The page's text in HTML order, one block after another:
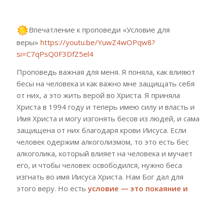
Впечатление к проповеди «Условие для
веры» https://youtu.be/YuwZ4wOPqw8?
si=C7qPsQ0F3DfZ5el4
Проповедь важная для меня. Я поняла, как влияют
бесы на человека и как важно мне защищать себя
от них, а это жить верой во Христа. Я приняла
Христа в 1994 году и теперь имею силу и власть и
Имя Христа и могу изгонять бесов из людей, и сама
защищена от них благодаря крови Иисуса. Если
человек одержим алкоголизмом, то это есть бес
алкоголика, который влияет на человека и мучает
его, и чтобы человек освободился, нужно беса
изгнать во имя Иисуса Христа. Нам Бог дал для
этого веру. Но естьусловие — это покаяние и